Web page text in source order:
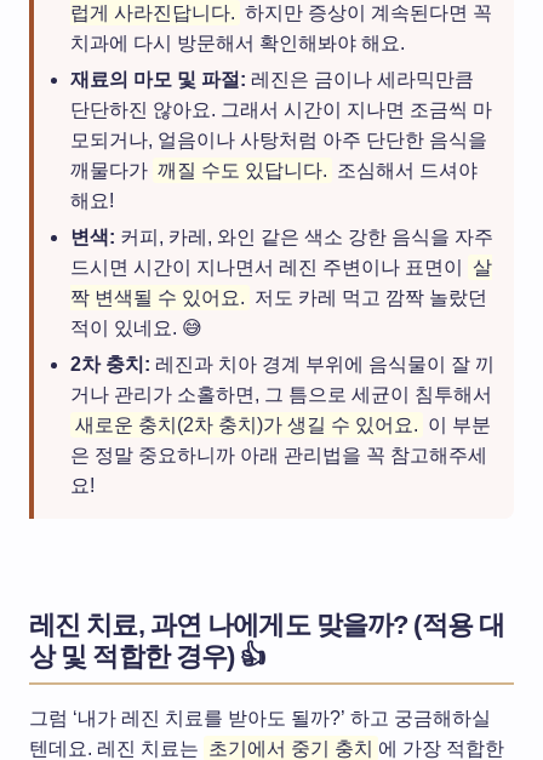
럽게 사라진답니다. 하지만 증상이 계속된다면 꼭
치과에 다시 방문해서 확인해봐야 해요.
재료의 마모 및 파절: 레진은 금이나 세라믹만큼
단단하진 않아요. 그래서 시간이 지나면 조금씩 마
모되거나, 얼음이나 사탕처럼 아주 단단한 음식을
깨물다가 깨질 수도 있답니다. 조심해서 드셔야
해요!
변색: 커피, 카레, 와인 같은 색소 강한 음식을 자주
드시면 시간이 지나면서 레진 주변이나 표면이
살
짝 변색될 수 있어요. 저도 카레 먹고 깜짝 놀랐던
적이 있네요. 😅
2차 충치: 레진과 치아 경계 부위에 음식물이 잘 끼
거나 관리가 소홀하면, 그 틈으로 세균이 침투해서
새로운 충치(2차 충치)가 생길 수 있어요. 이 부분
은 정말 중요하니까 아래 관리법을 꼭 참고해주세
요!
레진 치료, 과연 나에게도 맞을까? (적용 대
상 및 적합한 경우) 👍
그럼 ‘내가 레진 치료를 받아도 될까?’ 하고 궁금해하실
텐데요. 레진 치료는 초기에서 중기 충치
에 가장 적합한